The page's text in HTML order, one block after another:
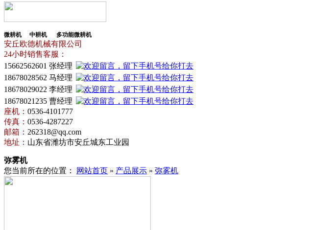
微耕机 中耕机 多功能微耕机
安丘欧德机械有限公司
24小时销售客服：
15662562601 张经理
18678028562 马经理
18678029022 李经理
18678021235 曹经理
座机： 0536-4101777
传真： 0536-4287227
邮箱： 262318@qq.com
地址： 山东省潍坊市安丘城东工业园
弥雾机
您当前所在的位置：
网站首页 » 产品展示 » 弥雾机